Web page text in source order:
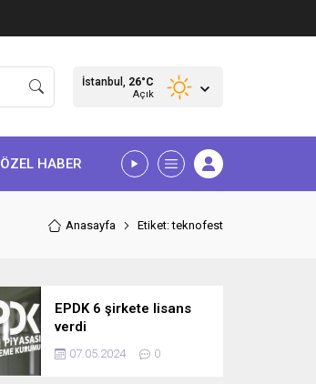
İstanbul, 26°C
Açık
ÖZEL HABER
Anasayfa Etiket: teknofest
EPDK 6 şirkete lisans
verdi
07.05.2024 0